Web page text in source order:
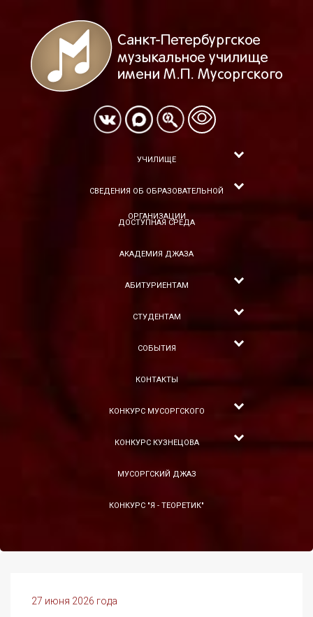
УЧИЛИЩЕ
СВЕДЕНИЯ ОБ ОБРАЗОВАТЕЛЬНОЙ
ОРГАНИЗАЦИИ
ДОСТУПНАЯ СРЕДА
АКАДЕМИЯ ДЖАЗА
АБИТУРИЕНТАМ
СТУДЕНТАМ
СОБЫТИЯ
КОНТАКТЫ
КОНКУРС МУСОРГСКОГО
КОНКУРС КУЗНЕЦОВА
МУСОРГСКИЙ ДЖАЗ
КОНКУРС "Я - ТЕОРЕТИК"
27 июня 2026 года